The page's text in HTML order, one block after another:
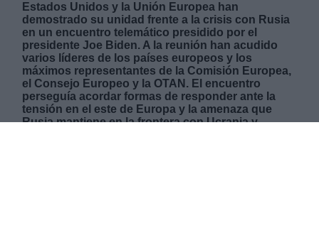
Estados Unidos y la Unión Europea han
demostrado su unidad frente a la crisis con Rusia
en un encuentro telemático presidido por el
presidente Joe Biden. A la reunión han acudido
varios líderes de los países europeos y los
máximos representantes de la Comisión Europea,
el Consejo Europeo y la OTAN. El encuentro
perseguía acordar formas de responder ante la
tensión en el este de Europa y la amenaza que
Rusia mantiene en la frontera con Ucrania y